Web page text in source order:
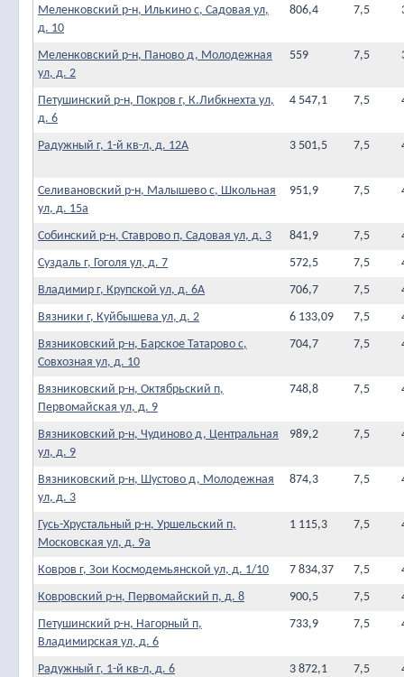
Меленковский р-н, Илькино с, Садовая ул,
д. 10
806,4 7,5
Меленковский р-н, Паново д, Молодежная
ул, д. 2
559 7,5
Петушинский р-н, Покров г, К.Либкнехта ул,
д. 6
4 547,1 7,5
Радужный г, 1-й кв-л, д. 12А 3 501,5 7,5
Селивановский р-н, Малышево с, Школьная
ул, д. 15а
951,9 7,5
Собинский р-н, Ставрово п, Садовая ул, д. 3 841,9 7,5
Суздаль г, Гоголя ул, д. 7
572,5 7,5
Владимир г, Крупской ул, д. 6А
706,7 7,5
Вязники г, Куйбышева ул, д. 2
6 133,09 7,5
Вязниковский р-н, Барское Татарово с,
Совхозная ул, д. 10
704,7 7,5
Вязниковский р-н, Октябрьский п,
Первомайская ул, д. 9
748,8 7,5
Вязниковский р-н, Чудиново д, Центральная
ул, д. 9
989,2 7,5
Вязниковский р-н, Шустово д, Молодежная
ул, д. 3
874,3 7,5
Гусь-Хрустальный р-н, Уршельский п,
Московская ул, д. 9а
1 115,3 7,5
Ковров г, Зои Космодемьянской ул, д. 1/10 7 834,37 7,5
Ковровский р-н, Первомайский п, д. 8
900,5 7,5
Петушинский р-н, Нагорный п,
Владимирская ул, д. 6
733,9 7,5
Радужный г, 1-й кв-л, д. 6 3 872,1 7,5